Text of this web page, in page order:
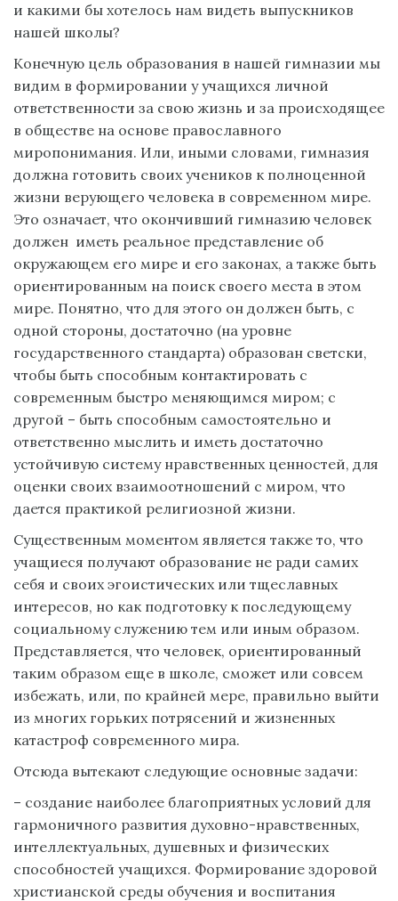
и какими бы хотелось нам видеть выпускников
нашей школы?
Конечную цель образования в нашей гимназии мы
видим в формировании у учащихся личной
ответственности за свою жизнь и за происходящее
в обществе на основе православного
миропонимания. Или, иными словами, гимназия
должна готовить своих учеников к полноценной
жизни верующего человека в современном мире.
Это означает, что окончивший гимназию человек
должен иметь реальное представление об
окружающем его мире и его законах, а также быть
ориентированным на поиск своего места в этом
мире. Понятно, что для этого он должен быть, с
одной стороны, достаточно (на уровне
государственного стандарта) образован светски,
чтобы быть способным контактировать с
современным быстро меняющимся миром; с
другой – быть способным самостоятельно и
ответственно мыслить и иметь достаточно
устойчивую систему нравственных ценностей, для
оценки своих взаимоотношений с миром, что
дается практикой религиозной жизни.
Существенным моментом является также то, что
учащиеся получают образование не ради самих
себя и своих эгоистических или тщеславных
интересов, но как подготовку к последующему
социальному служению тем или иным образом.
Представляется, что человек, ориентированный
таким образом еще в школе, сможет или совсем
избежать, или, по крайней мере, правильно выйти
из многих горьких потрясений и жизненных
катастроф современного мира.
Отсюда вытекают следующие основные задачи:
– создание наиболее благоприятных условий для
гармоничного развития духовно-нравственных,
интеллектуальных, душевных и физических
способностей учащихся. Формирование здоровой
христианской среды обучения и воспитания